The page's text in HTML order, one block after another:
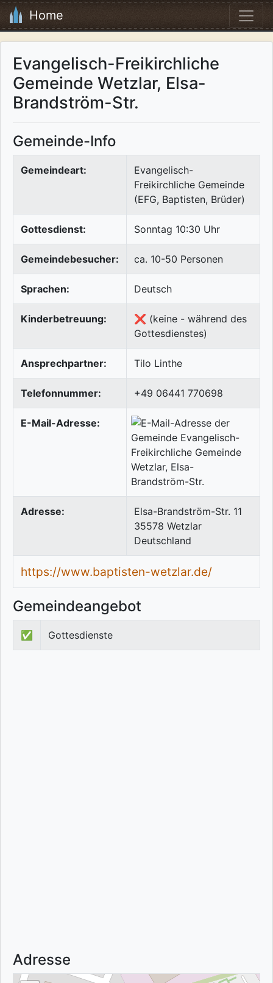
Home
Evangelisch-Freikirchliche
Gemeinde Wetzlar, Elsa-
Brandström-Str.
Gemeinde-Info
Gemeindeart:
Evangelisch-
Freikirchliche Gemeinde
(EFG, Baptisten, Brüder)
Gottesdienst: Sonntag 10:30 Uhr
Gemeindebesucher: ca. 10-50 Personen
Sprachen: Deutsch
Kinderbetreuung:
❌ (keine - während des
Gottesdienstes)
Ansprechpartner: Tilo Linthe
Telefonnummer: +49 06441 770698
E-Mail-Adresse:
Adresse:
Elsa-Brandström-Str. 11
35578 Wetzlar
Deutschland
https://www.baptisten-wetzlar.de/
Gemeindeangebot
✅ Gottesdienste
Adresse